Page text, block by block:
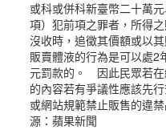
或科或併科新臺幣二十萬
項）犯前項之罪者，所得
沒收時，追徵其價額或以
販賣體液的行為是可以處2
元罰款的。 因此民眾若在
的內容若有爭議性應該先
或網站規範禁止販售的違
源：蘋果新聞